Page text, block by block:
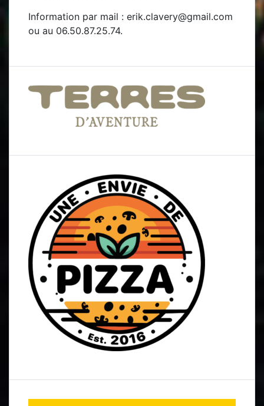
Information par mail : erik.clavery@gmail.com
ou au 06.50.87.25.74.